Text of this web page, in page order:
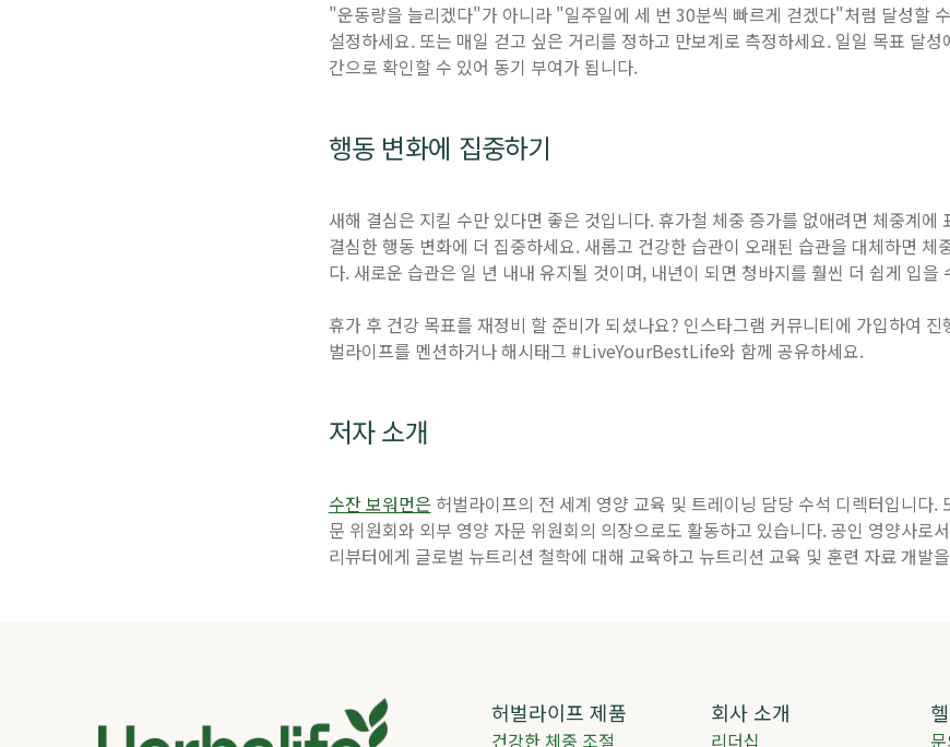
"운동량을 늘리겠다"가 아니라 "일주일에 세 번 30분씩 빠르게 걷겠다"처럼 달성할
설정하세요. 또는 매일 걷고 싶은 거리를 정하고 만보계로 측정하세요. 일일 목표 달
간으로 확인할 수 있어 동기 부여가 됩니다.
행동 변화에 집중하기
새해 결심은 지킬 수만 있다면 좋은 것입니다. 휴가철 체중 증가를 없애려면 체중계에
결심한 행동 변화에 더 집중하세요. 새롭고 건강한 습관이 오래된 습관을 대체하면 체
다. 새로운 습관은 일 년 내내 유지될 것이며, 내년이 되면 청바지를 훨씬 더 쉽게 입을
휴가 후 건강 목표를 재정비 할 준비가 되셨나요? 인스타그램 커뮤니티에 가입하여
벌라이프를 멘션하거나 해시태그 #LiveYourBestLife와 함께 공유하세요.
저자 소개
수잔 보워먼은 허벌라이프의 전 세계 영양 교육 및 트레이닝 담당 수석 디렉터입니다.
문 위원회와 외부 영양 자문 위원회의 의장으로도 활동하고 있습니다. 공인 영양사로
리뷰터에게 글로벌 뉴트리션 철학에 대해 교육하고 뉴트리션 교육 및 훈련 자료 개발
허벌라이프 제품
건강한 체중 조절
회사 소개
리더십